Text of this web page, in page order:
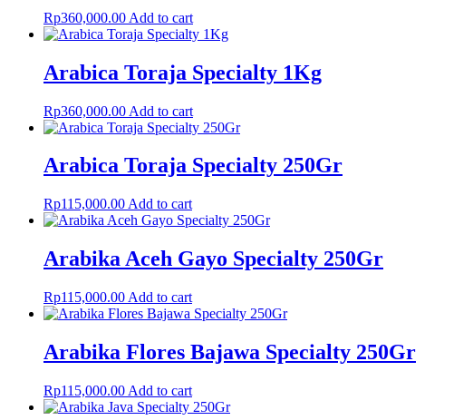
Rp360,000.00 Add to cart
Arabica Toraja Specialty 1Kg
Rp360,000.00 Add to cart
Arabica Toraja Specialty 250Gr
Rp115,000.00 Add to cart
Arabika Aceh Gayo Specialty 250Gr
Rp115,000.00 Add to cart
Arabika Flores Bajawa Specialty 250Gr
Rp115,000.00 Add to cart